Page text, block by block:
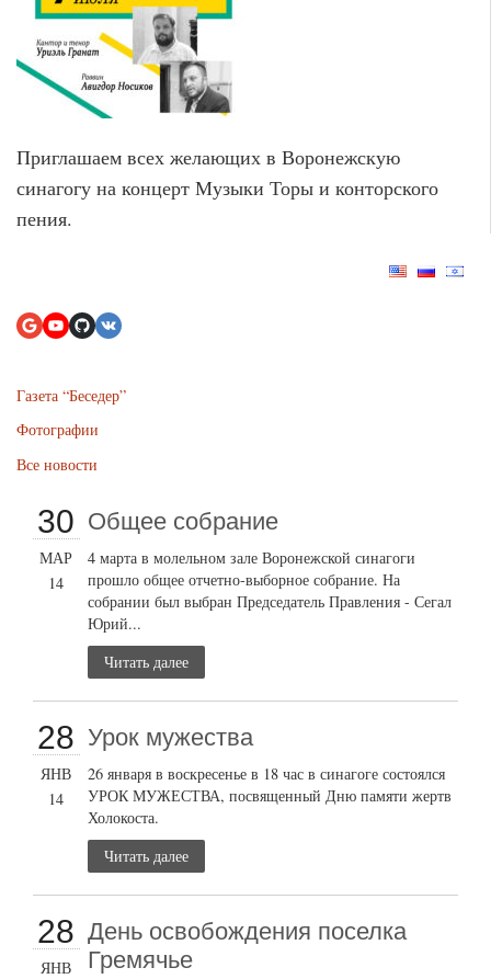
Приглашаем всех желающих в Воронежскую
синагогу на концерт Музыки Торы и конторского
пения.
Газета “Беседер”
Фотографии
Все новости
30
МАР
14
Общее собрание
4 марта в молельном зале Воронежской синагоги
прошло общее отчетно-выборное собрание. На
собрании был выбран Председатель Правления - Сегал
Юрий...
Читать далее
28
ЯНВ
14
Урок мужества
26 января в воскресенье в 18 час в синагоге состоялся
УРОК МУЖЕСТВА, посвященный Дню памяти жертв
Холокоста.
Читать далее
28
ЯНВ
День освобождения поселка
Гремячье